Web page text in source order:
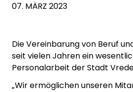
07. MÄRZ 2023
Die Vereinbarung von Beruf
seit vielen Jahren ein
Personalarbeit der Stadt
„Wir ermöglichen unseren